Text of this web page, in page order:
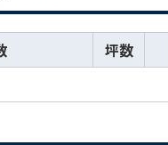
坪数